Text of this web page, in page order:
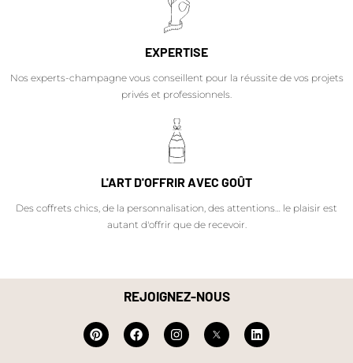
EXPERTISE
Nos experts-champagne vous conseillent pour la réussite de vos projets
privés et professionnels.
L'ART D'OFFRIR AVEC GOÛT
Des coffrets chics, de la personnalisation, des attentions… le plaisir est
autant d'offrir que de recevoir.
REJOIGNEZ-NOUS